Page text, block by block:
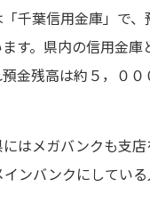
千葉信用金庫」で
す。県内の信用金
金残高は約５，０
はメガバンクも支
ンバンクにしている